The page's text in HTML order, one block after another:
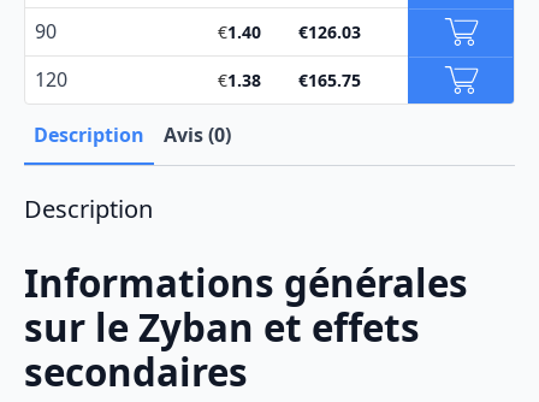
90 €1.40 €126.03
120 €1.38 €165.75
Description Avis (0)
Description
Informations générales
sur le Zyban et effets
secondaires